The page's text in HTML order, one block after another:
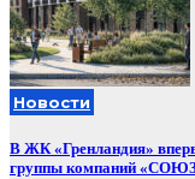
Новости
В ЖК «Гренландия»
группы компаний